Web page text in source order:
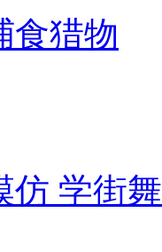
食猎物
仿 学街